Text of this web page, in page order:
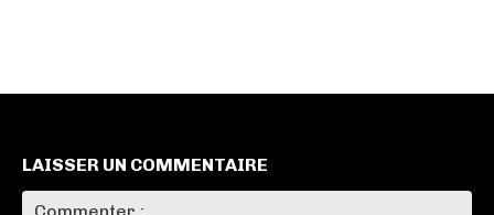
LAISSER UN COMMENTAIRE